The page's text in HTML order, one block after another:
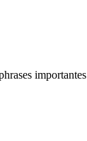
importantes